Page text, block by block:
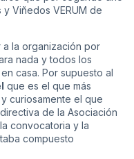
Viñedos VERUM de
la organización por
nada y todos los
casa. Por supuesto al
que es el que más
curiosamente el que
de la Asociación
convocatoria y la
compuesto